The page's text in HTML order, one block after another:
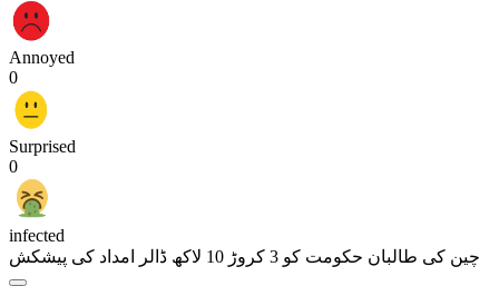
Annoyed
0
Surprised
0
infected
چین کی طالبان حکومت کو 3 کروڑ 10 لاکھ ڈالر امداد کی پیشکش